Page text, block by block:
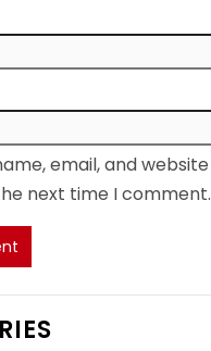
email, and
next time I comment.